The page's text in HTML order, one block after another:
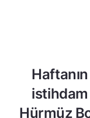
Hürmüz